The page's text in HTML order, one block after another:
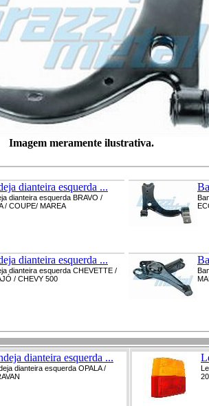
Imagem meramente ilustrativa.
dianteira esquerda ...
dianteira esquerda BRAVO /
/ COUPE/ MAREA
dianteira esquerda ...
dianteira esquerda CHEVETTE /
/ CHEVY 500
dianteira esquerda ...
dianteira esquerda OPALA /